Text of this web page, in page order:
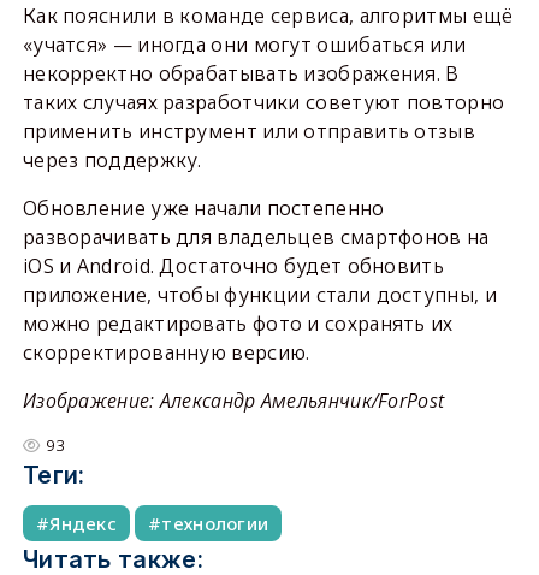
Как пояснили в команде сервиса, алгоритмы ещё
«учатся» — иногда они могут ошибаться или
некорректно обрабатывать изображения. В
таких случаях разработчики советуют повторно
применить инструмент или отправить отзыв
через поддержку.
Обновление уже начали постепенно
разворачивать для владельцев смартфонов на
iOS и Android. Достаточно будет обновить
приложение, чтобы функции стали доступны, и
можно редактировать фото и сохранять их
скорректированную версию.
Изображение: Александр Амельянчик/ForPost
93
Теги:
Яндекс технологии
Читать также: